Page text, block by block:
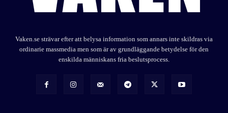
Vaken.se strävar efter att belysa information som annars inte skildras via
ordinarie massmedia men som är av grundläggande betydelse för den
enskilda människans fria beslutsprocess.